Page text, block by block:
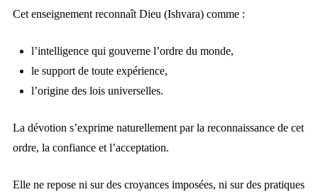
Cet enseignement reconnaît Dieu (Ishvara) comme :
l’intelligence qui gouverne l’ordre du monde,
le support de toute expérience,
l’origine des lois universelles.
La dévotion s’exprime naturellement par la reconnaissance de cet
ordre, la confiance et l’acceptation.
Elle ne repose ni sur des croyances imposées, ni sur des pratiques